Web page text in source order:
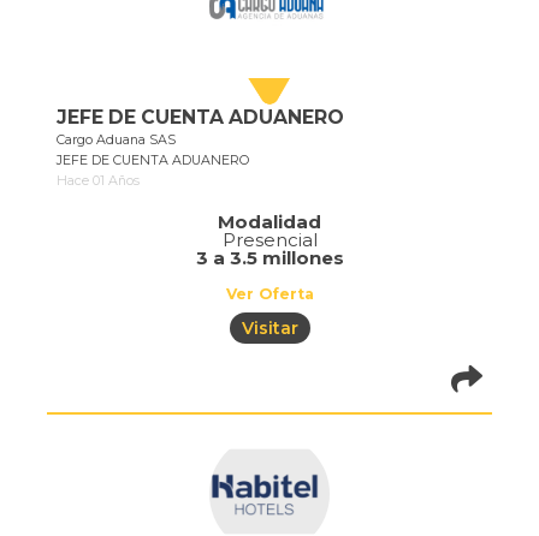
JEFE DE CUENTA ADUANERO
Cargo Aduana SAS
JEFE DE CUENTA ADUANERO
Hace 01 Años
Modalidad
Presencial
3 a 3.5 millones
Ver Oferta
Visitar